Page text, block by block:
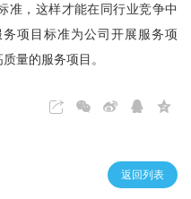
准，这样才能在同行业竞争中
项目标准为公司开展服务项
量的服务项目。
返回列表